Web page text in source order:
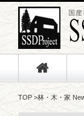
TOP >林・木・家